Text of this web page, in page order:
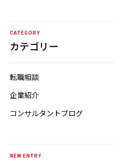
CATEGORY
カテゴリー
転職相談
企業紹介
コンサルタントブログ
NEW ENTRY